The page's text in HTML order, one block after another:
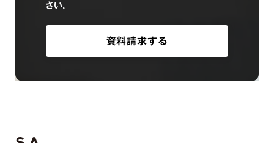
さい。
資料請求する